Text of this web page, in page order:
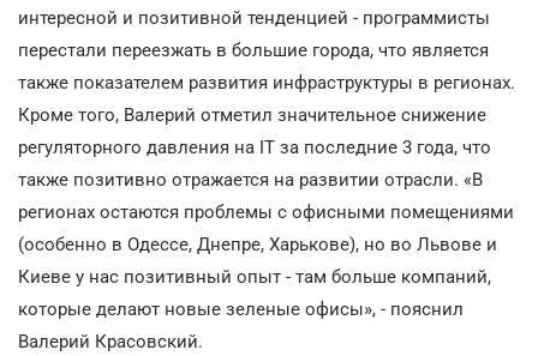
интересной и позитивной тенденцией - программисты
перестали переезжать в большие города, что является
также показателем развития инфраструктуры в регионах.
Кроме того, Валерий отметил значительное снижение
регуляторного давления на IT за последние 3 года, что
также позитивно отражается на развитии отрасли. «В
регионах остаются проблемы с офисными помещениями
(особенно в Одессе, Днепре, Харькове), но во Львове и
Киеве у нас позитивный опыт - там больше компаний,
которые делают новые зеленые офисы», - пояснил
Валерий Красовский.